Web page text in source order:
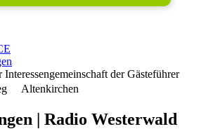
der Gästeführer
Altenkirchen
| Radio Westerwald